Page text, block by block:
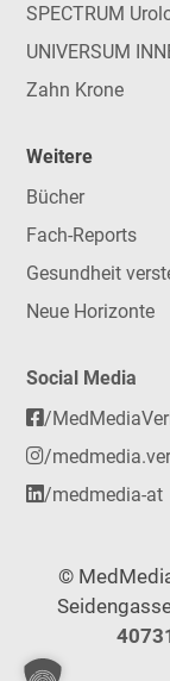
SPECTRUM
UNIVERSUM
Zahn Krone
Weitere
Bücher
Fach-Reports
Gesundheit
Neue Horizonte
Social Media
/
/
/medmedia-at
©